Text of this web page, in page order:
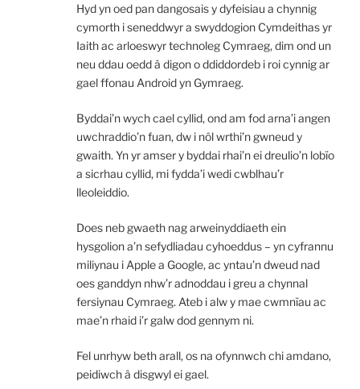
Hyd yn oed pan dangosais y dyfeisiau a chynnig
cymorth i seneddwyr a swyddogion Cymdeithas yr
Iaith ac arloeswyr technoleg Cymraeg, dim ond un
neu ddau oedd â digon o ddiddordeb i roi cynnig ar
gael ffonau Android yn Gymraeg.
Byddai’n wych cael cyllid, ond am fod arna’i angen
uwchraddio’n fuan, dw i nôl wrthi’n gwneud y
gwaith. Yn yr amser y byddai rhai’n ei dreulio’n lobïo
a sicrhau cyllid, mi fydda’i wedi cwblhau’r
lleoleiddio.
Does neb gwaeth nag arweinyddiaeth ein
hysgolion a’n sefydliadau cyhoeddus – yn cyfrannu
miliynau i Apple a Google, ac yntau’n dweud nad
oes ganddyn nhw’r adnoddau i greu a chynnal
fersiynau Cymraeg. Ateb i alw y mae cwmnïau ac
mae’n rhaid i’r galw dod gennym ni.
Fel unrhyw beth arall, os na ofynnwch chi amdano,
peidiwch â disgwyl ei gael.